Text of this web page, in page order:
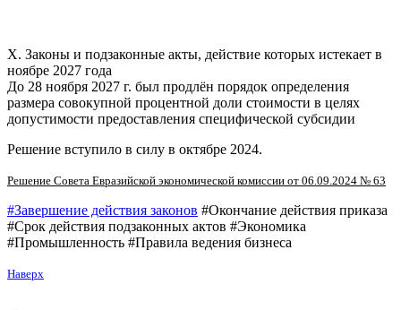
X. Законы и подзаконные акты, действие которых истекает в
ноябре 2027 года
До 28 ноября 2027 г. был продлён порядок определения
размера совокупной процентной доли стоимости в целях
допустимости предоставления специфической субсидии
Решение вступило в силу в октябре 2024.
Решение Совета Евразийской экономической комиссии от 06.09.2024 № 63
#Завершение действия законов #Окончание действия приказа
#Срок действия подзаконных актов #Экономика
#Промышленность #Правила ведения бизнеса
Наверх